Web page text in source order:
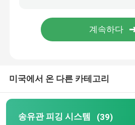
회전 로브 펌프
피깅 밸브
소매 달린 플러그판
미국에서 온 다른 카테고리
송유관 피깅 시스템 (39)